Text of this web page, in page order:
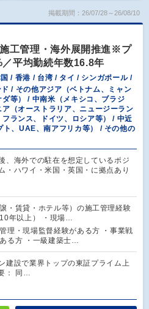
掲載期間：26/07/28～26/08/10
施工管理・海外展開推進※プ
平均勤続年数16.8年
/ 香港 / 台湾 / タイ / シンガポール /
/ その他アジア（ベトナム、ミャン
等） / 中南米（メキシコ、ブラジ
（オーストラリア、ニュージーラン
ランス、ドイツ、ロシア等） / 中近
、UAE、南アフリカ等） / その他の
、海外での駐在を想定しているポジ
・ハワイ・米国・英国・に拠点あり
・賃貸・ホテル等）の施工管理経験
年以上） ・現場…
理・現場監督経験がある方 ・事業戦
る方 ・一級建築士…
建設で業界トップの東証プライム上
： 同…